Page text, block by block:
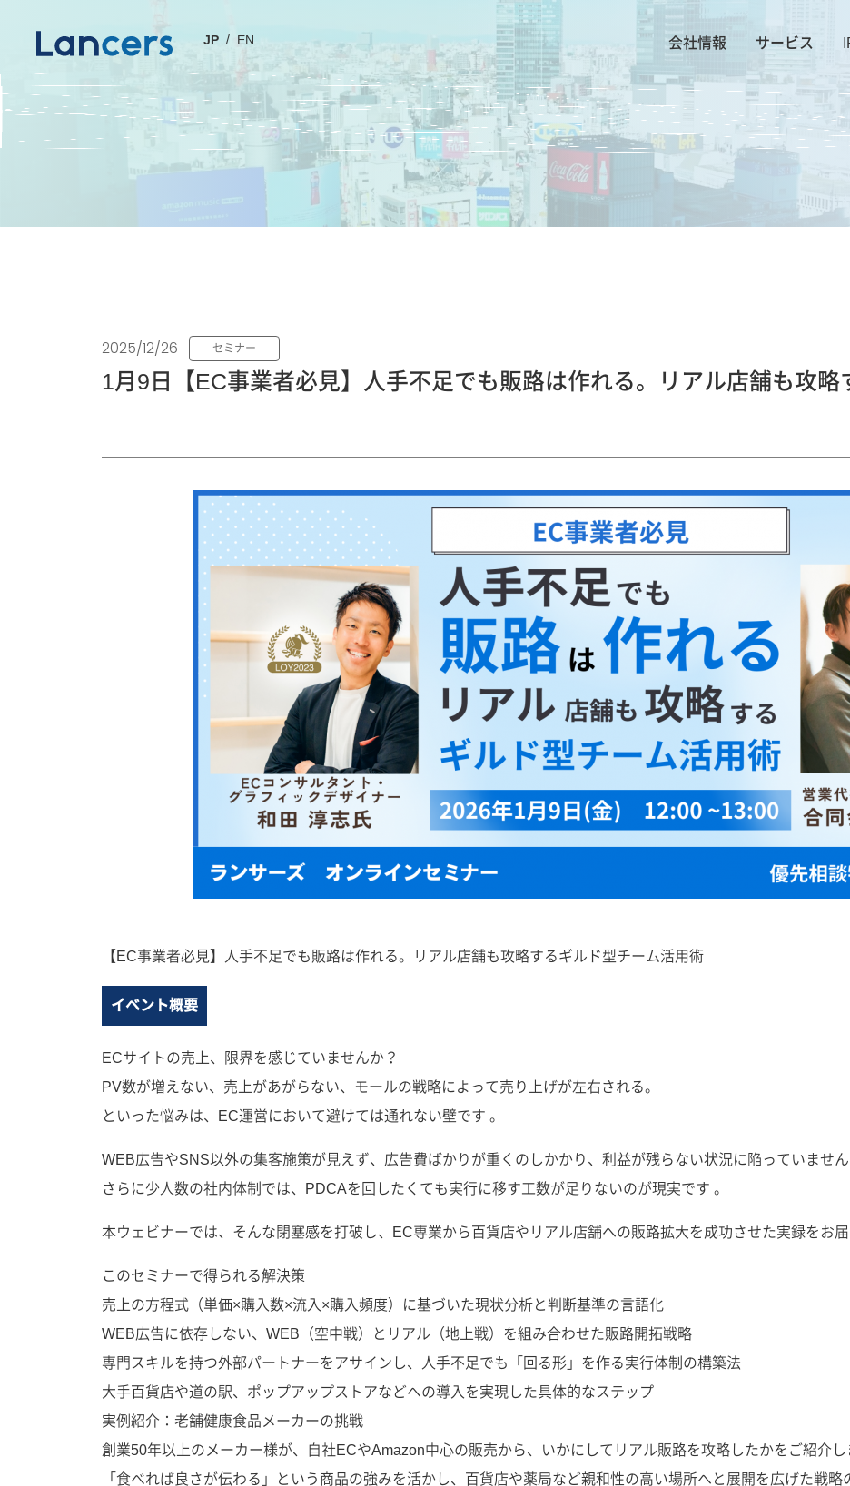
JP EN 会社情報 サービス
2025/12/26 セミナー
1月9日【EC事業者必見】人手不足でも販路は作れる。リアル店舗も攻
【EC事業者必見】人手不足でも販路は作れる。リアル店舗も攻略するギルド型チーム活用術
イベント概要
ECサイトの売上、限界を感じていませんか？
PV数が増えない、売上があがらない、モールの戦略によって売り上げが左右される。
といった悩みは、EC運営において避けては通れない壁です 。
WEB広告やSNS以外の集客施策が見えず、広告費ばかりが重くのしかかり、利益が残らない状況に陥っていません
さらに少人数の社内体制では、PDCAを回したくても実行に移す工数が足りないのが現実です 。
本ウェビナーでは、そんな閉塞感を打破し、EC専業から百貨店やリアル店舗への販路拡大を成功させた実録をお届
このセミナーで得られる解決策
売上の方程式（単価×購入数×流入×購入頻度）に基づいた現状分析と判断基準の言語化
WEB広告に依存しない、WEB（空中戦）とリアル（地上戦）を組み合わせた販路開拓戦略
専門スキルを持つ外部パートナーをアサインし、人手不足でも「回る形」を作る実行体制の構築法
大手百貨店や道の駅、ポップアップストアなどへの導入を実現した具体的なステップ
実例紹介：老舗健康食品メーカーの挑戦
創業50年以上のメーカー様が、自社ECやAmazon中心の販売から、いかにしてリアル販路を攻略したかをご紹介し
「食べれば良さが伝わる」という商品の強みを活かし、百貨店や薬局など親和性の高い場所へと展開を広げた戦略